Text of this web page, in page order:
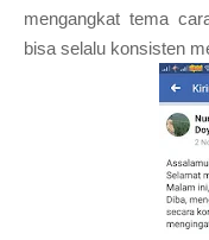
mengangkat tema
bisa selalu konsisten